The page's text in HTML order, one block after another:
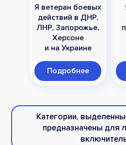
Я ветеран боевых
действий в ДНР,
ЛНР, Запорожье,
Херсоне
и на Украине
Подробнее
Категории,
предназначены для